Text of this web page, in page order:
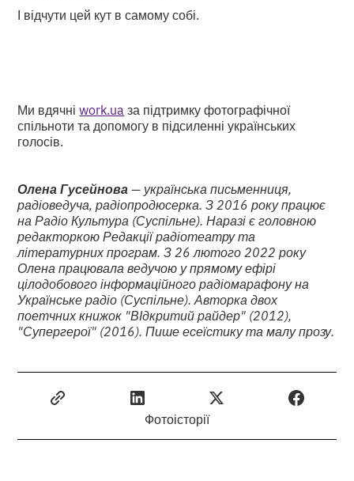
І відчути цей кут в самому собі.
Ми вдячніwork.ua за підтримку фотографічної
спільноти та допомогу в підсиленні українських
голосів.
Олена Гусейнова— українська письменниця,
радіоведуча, радіопродюсерка. З 2016 року працює
на Радіо Культура (Суспільне). Наразі є головною
редакторкою Редакції радіотеатру та
літературних програм. З 26 лютого 2022 року
Олена працювала ведучою у прямому ефірі
цілодобового інформаційного радіомарафону на
Українське радіо (Суспільне). Авторка двох
поетчних книжок "ВІдкритий райдер" (2012),
"Супергерої" (2016). Пише есеїстику та малу прозу.
Фотоісторії